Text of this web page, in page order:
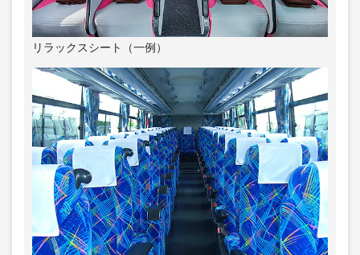
リラックスシート（一例）